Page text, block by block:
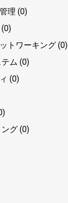
理 (0)
トワーキング (0)
ム (0)
(0)
グ (0)